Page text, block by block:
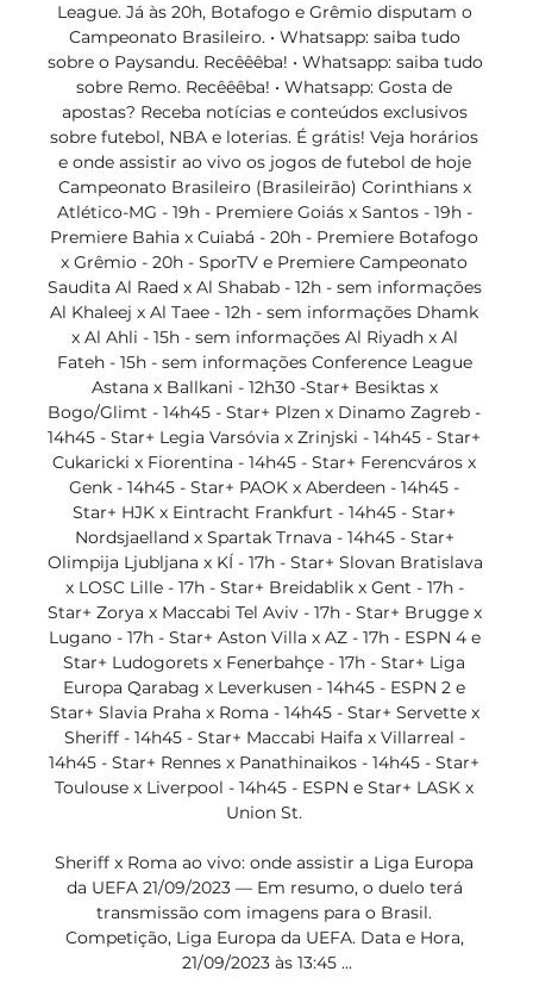
League. Já às 20h, Botafogo e Grêmio disputam o
Campeonato Brasileiro. • Whatsapp: saiba tudo
sobre o Paysandu. Recêêêba! • Whatsapp: saiba tudo
sobre Remo. Recêêêba! • Whatsapp: Gosta de
apostas? Receba notícias e conteúdos exclusivos
sobre futebol, NBA e loterias. É grátis! Veja horários
e onde assistir ao vivo os jogos de futebol de hoje
Campeonato Brasileiro (Brasileirão) Corinthians x
Atlético-MG - 19h - Premiere Goiás x Santos - 19h -
Premiere Bahia x Cuiabá - 20h - Premiere Botafogo
x Grêmio - 20h - SporTV e Premiere Campeonato
Saudita Al Raed x Al Shabab - 12h - sem informações
Al Khaleej x Al Taee - 12h - sem informações Dhamk
x Al Ahli - 15h - sem informações Al Riyadh x Al
Fateh - 15h - sem informações Conference League
Astana x Ballkani - 12h30 -Star+ Besiktas x
Bogo/Glimt - 14h45 - Star+ Plzen x Dinamo Zagreb -
14h45 - Star+ Legia Varsóvia x Zrinjski - 14h45 - Star+
Cukaricki x Fiorentina - 14h45 - Star+ Ferencváros x
Genk - 14h45 - Star+ PAOK x Aberdeen - 14h45 -
Star+ HJK x Eintracht Frankfurt - 14h45 - Star+
Nordsjaelland x Spartak Trnava - 14h45 - Star+
Olimpija Ljubljana x KÍ - 17h - Star+ Slovan Bratislava
x LOSC Lille - 17h - Star+ Breidablik x Gent - 17h -
Star+ Zorya x Maccabi Tel Aviv - 17h - Star+ Brugge x
Lugano - 17h - Star+ Aston Villa x AZ - 17h - ESPN 4 e
Star+ Ludogorets x Fenerbahçe - 17h - Star+ Liga
Europa Qarabag x Leverkusen - 14h45 - ESPN 2 e
Star+ Slavia Praha x Roma - 14h45 - Star+ Servette x
Sheriff - 14h45 - Star+ Maccabi Haifa x Villarreal -
14h45 - Star+ Rennes x Panathinaikos - 14h45 - Star+
Toulouse x Liverpool - 14h45 - ESPN e Star+ LASK x
Union St.
Sheriff x Roma ao vivo: onde assistir a Liga Europa
da UEFA 21/09/2023 — Em resumo, o duelo terá
transmissão com imagens para o Brasil.
Competição, Liga Europa da UEFA. Data e Hora,
21/09/2023 às 13:45 ...